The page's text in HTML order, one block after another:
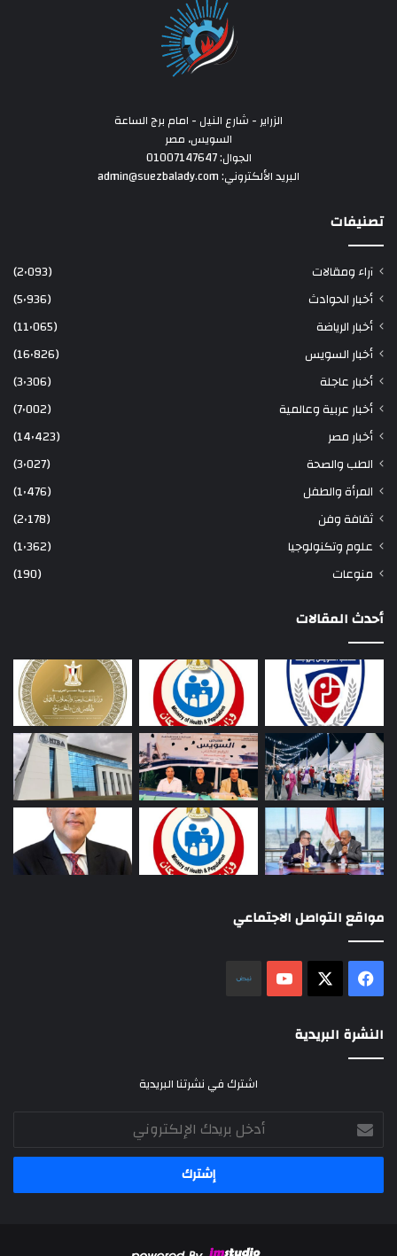
الزراير - شارع النيل - امام برج الساعة
السويس، مصر
الجوال: 01007147647
البريد الألكتروني: admin@suezbalady.com
تصنيفات
آراء ومقالات
(2٬093)
أخبار الحوادث
(5٬936)
أخبار الرياضة
(11٬065)
أخبار السويس
(16٬826)
أخبار عاجلة
(3٬306)
أخبار عربية وعالمية
(7٬002)
أخبار مصر
(14٬423)
الطب والصحة
(3٬027)
المرأة والطفل
(1٬476)
ثقافة وفن
(2٬178)
علوم وتكنولوجيا
(1٬362)
منوعات
(190)
أحدث المقالات
مواقع التواصل الاجتماعي
فيسبوك ‫YouTube
النشرة البريدية
اشترك في نشرتنا البريدية
أدخل
بريدك
الإلكتروني